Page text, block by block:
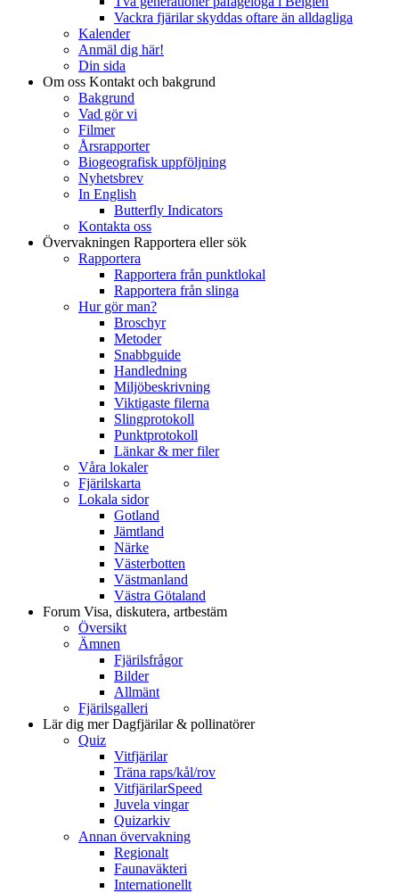
Vackra fjärilar skyddas oftare än alldagliga
Kalender
Anmäl dig här!
Din sida
Om oss Kontakt och bakgrund
Bakgrund
Vad gör vi
Filmer
Årsrapporter
Biogeografisk uppföljning
Nyhetsbrev
In English
Butterfly Indicators
Kontakta oss
Övervakningen Rapportera eller sök
Rapportera
Rapportera från punktlokal
Rapportera från slinga
Hur gör man?
Broschyr
Metoder
Snabbguide
Handledning
Miljöbeskrivning
Viktigaste filerna
Slingprotokoll
Punktprotokoll
Länkar & mer filer
Våra lokaler
Fjärilskarta
Lokala sidor
Gotland
Jämtland
Närke
Västerbotten
Västmanland
Västra Götaland
Forum Visa, diskutera, artbestäm
Översikt
Ämnen
Fjärilsfrågor
Bilder
Allmänt
Fjärilsgalleri
Lär dig merDagfjärilar & pollinatörer
Quiz
Vitfjärilar
Träna raps/kål/rov
VitfjärilarSpeed
Juvela vingar
Quizarkiv
Annan övervakning
Regionalt
Faunaväkteri
Internationellt